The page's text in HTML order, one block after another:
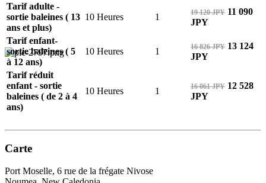
Tarif adulte -
sortie baleines ( 13
ans et plus)
10 Heures 1 19 120 JPY 11 090
JPY
Tarif enfant-
sortie baleines ( 5
à 12 ans)
10 Heures 1 16 826 JPY 13 124
JPY
Tarif réduit
enfant - sortie
baleines ( de 2 à 4
ans)
10 Heures 1 16 061 JPY 12 528
JPY
Carte
Port Moselle, 6 rue de la frégate Nivose